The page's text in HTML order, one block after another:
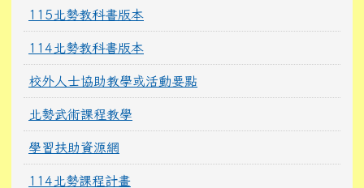
115北勢教科書版本
114北勢教科書版本
校外人士協助教學或活動要點
北勢武術課程教學
學習扶助資源網
114北勢課程計畫